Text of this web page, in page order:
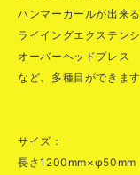
ハンマーカールが出来る
ライイングエクステン
オーバーヘッドプレス
など、多種目ができます
サイズ：
長さ1200mm×φ50mm